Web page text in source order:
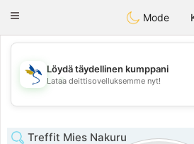
Toggle
Mode
💖
💕
Löydä täydellinen kumppani
Lataa deittisovelluksemme nyt!
Treffit Mies Nakuru